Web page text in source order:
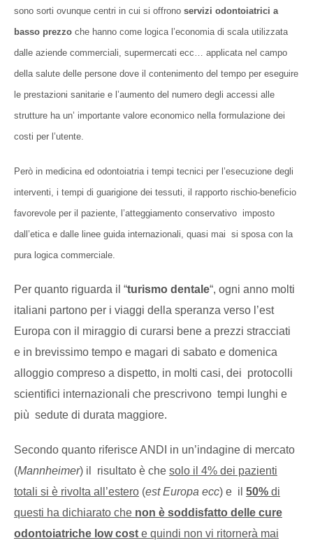
sono sorti ovunque centri in cui si offrono servizi odontoiatrici a
basso prezzo che hanno come logica l’economia di scala utilizzata
dalle aziende commerciali, supermercati ecc… applicata nel campo
della salute delle persone dove il contenimento del tempo per eseguire
le prestazioni sanitarie e l’aumento del numero degli accessi alle
strutture ha un’ importante valore economico nella formulazione dei
costi per l’utente.
Però in medicina ed odontoiatria i tempi tecnici per l’esecuzione degli
interventi, i tempi di guarigione dei tessuti, il rapporto rischio-beneficio
favorevole per il paziente, l’atteggiamento conservativo imposto
dall’etica e dalle linee guida internazionali, quasi mai si sposa con la
pura logica commerciale.
Per quanto riguarda il “turismo dentale“, ogni anno molti
italiani partono per i viaggi della speranza verso l’est
Europa con il miraggio di curarsi bene a prezzi stracciati
e in brevissimo tempo e magari di sabato e domenica
alloggio compreso a dispetto, in molti casi, dei protocolli
scientifici internazionali che prescrivono tempi lunghi e
più sedute di durata maggiore.
Secondo quanto riferisce ANDI in un’indagine di mercato
(Mannheimer) il risultato è che solo il 4% dei pazienti
totali si è rivolta all’estero (est Europa ecc) e il 50% di
questi ha dichiarato che non è soddisfatto delle cure
odontoiatriche low cost e quindi non vi ritornerà mai